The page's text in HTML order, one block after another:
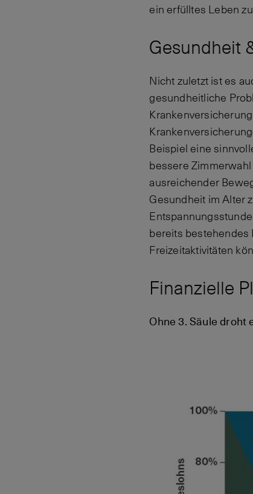
ein erfülltes Leben
Gesundheit
Nicht zuletzt ist es
gesundheitliche
Beispiel eine
bessere
ausreichender
Gesundheit im Alter
bereits bestehendes
Freizeitaktivitäten
Finanzielle
Ohne 3. Säule droht